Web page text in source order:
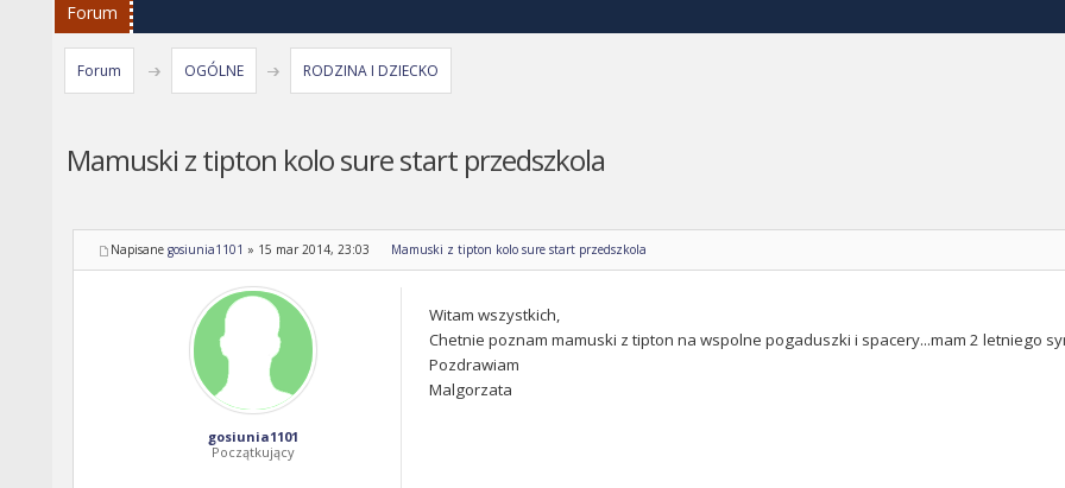
Forum
Forum OGÓLNE RODZINA I DZIECKO
Mamuski z tipton kolo sure start przedszkola
Napisane gosiunia1101 » 15 mar 2014, 23:03 Mamuski z tipton kolo sure start przedszkola
Witam wszystkich,
Chetnie poznam mamuski z tipton na wspolne pogaduszki i spacery...mam 2 letniego
Pozdrawiam
Malgorzata
gosiunia1101
Początkujący